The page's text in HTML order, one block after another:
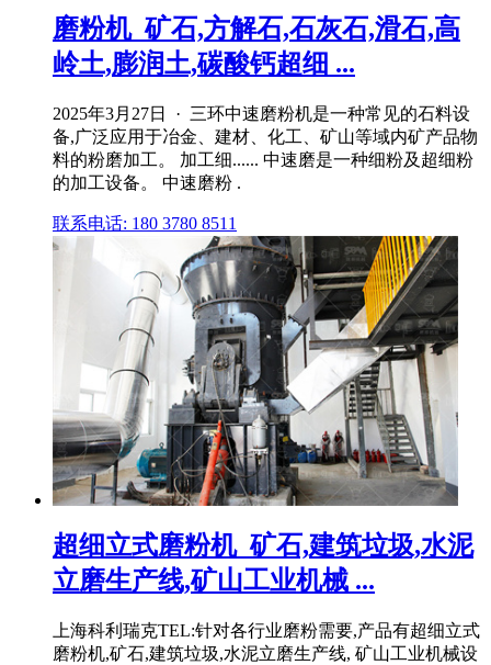
磨粉机_矿石,方解石,石灰石,滑石,高
岭土,膨润土,碳酸钙超细 ...
2025年3月27日 · 三环中速磨粉机是一种常见的石料设
备,广泛应用于冶金、建材、化工、矿山等域内矿产品物
料的粉磨加工。 加工细...... 中速磨是一种细粉及超细粉
的加工设备。 中速磨粉 .
联系电话: 180 3780 8511
超细立式磨粉机_矿石,建筑垃圾,水泥
立磨生产线,矿山工业机械 ...
上海科利瑞克TEL:针对各行业磨粉需要,产品有超细立式
磨粉机,矿石,建筑垃圾,水泥立磨生产线, 矿山工业机械设